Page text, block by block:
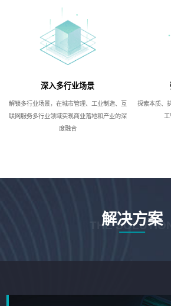
深入多行业场景
解锁多行业场景，在城市管理、工业制造、互
联网服务多行业领域实现商业落地和产业的深
度融合
探索本质、
解决方案
THE SOLUTION